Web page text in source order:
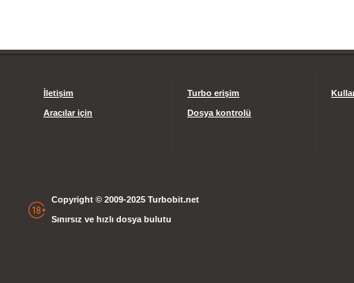
İletişim
Aracılar için
Turbo erişim
Dosya kontrolü
Copyright © 2009-2025 Turbobit.net
Sınırsız ve hızlı dosya bulutu